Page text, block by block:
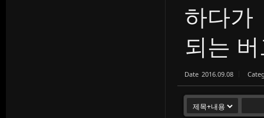
하다
되는
Date 2016.09.08